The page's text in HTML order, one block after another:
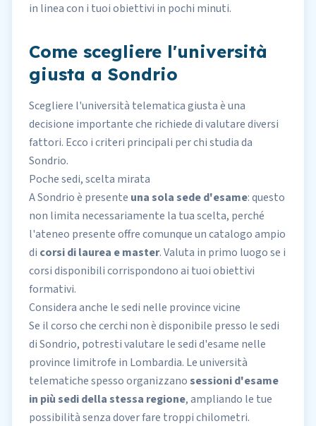
in linea con i tuoi obiettivi in pochi minuti.
Come scegliere l'università
giusta a Sondrio
Scegliere l'università telematica giusta è una
decisione importante che richiede di valutare diversi
fattori. Ecco i criteri principali per chi studia da
Sondrio.
Poche sedi, scelta mirata
A Sondrio è presente una sola sede d'esame: questo
non limita necessariamente la tua scelta, perché
l'ateneo presente offre comunque un catalogo ampio
di corsi di laurea e master. Valuta in primo luogo se i
corsi disponibili corrispondono ai tuoi obiettivi
formativi.
Considera anche le sedi nelle province vicine
Se il corso che cerchi non è disponibile presso le sedi
di Sondrio, potresti valutare le sedi d'esame nelle
province limitrofe in Lombardia. Le università
telematiche spesso organizzanosessioni d'esame
in più sedi della stessa regione, ampliando le tue
possibilità senza dover fare troppi chilometri.